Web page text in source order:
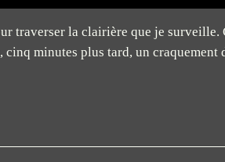
traverser la clairière que je surveille.
minutes plus tard, un craquement